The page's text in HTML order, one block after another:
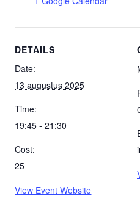
DETAILS
Date:
13 augustus 2025
Time:
19:45 - 21:30
Cost:
25
View Event Website